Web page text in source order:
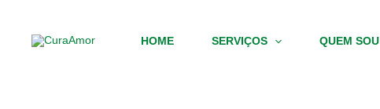
content
HOME SERVIÇOS QUEM SOU